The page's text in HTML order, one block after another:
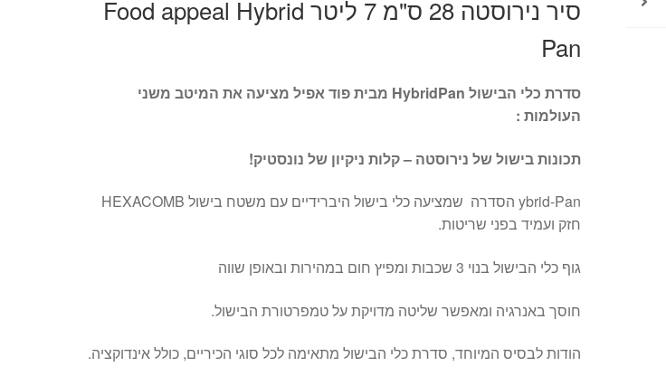
סיר נירוסטה 28 ס"מ 7 ליטר Food appeal Hybrid
Pan
סדרת כלי הבישול HybridPan מבית פוד אפיל מציעה את המיטב משני
העולמות :
תכונות בישול של נירוסטה – קלות ניקיון של נונסטיק!
ybrid-Pan הסדרה שמציעה כלי בישול היברידיים עם משטח בישול HEXACOMB
חזק ועמיד בפני שריטות.
גוף כלי הבישול בנוי 3 שכבות ומפיץ חום במהירות ובאופן שווה
חוסך באנרגיה ומאפשר שליטה מדויקת על טמפרטורת הבישול.
הודות לבסיס המיוחד, סדרת כלי הבישול מתאימה לכל סוגי הכיריים, כולל אינדוקציה.